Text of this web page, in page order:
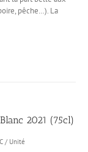
pêche…). La
2021 (75cl)
/ Unité